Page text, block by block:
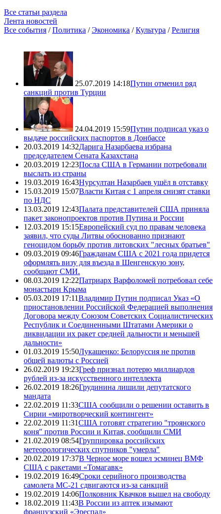
Все статьи раздела
Лента новостей
Все события /Политика /Экономика /Культура /Религия
25.07.2019 14:18Путин отменил ряд
санкций против Турции
24.04.2019 15:59Путин подписал указ о
выдаче российских паспортов в Донбассе
20.03.2019 14:32Дарига Назарбаева избрана
председателем Сената Казахстана
20.03.2019 12:23Посла США в Германии потребовали
выслать из страны
19.03.2019 16:43Нурсултан Назарбаев ушёл в отставку
15.03.2019 15:07Власти Китая с 1 апреля снизят ставки
по НДС
13.03.2019 12:43Палата представителей США приняла
пакет законопроектов против Путина и России
12.03.2019 15:15Европейский суд по правам человека
заявил, что суды Литвы обоснованно признают
геноцидом борьбу против литовских "лесных братьев"
09.03.2019 09:46Гражданам США с 2021 года придется
оформлять визу для въезда в Шенгенскую зону,
сообщают СМИ.
08.03.2019 12:22Патриарх Варфоломей потребовал себе
монастыри Крыма
05.03.2019 17:11Владимир Путин подписал Указ «О
приостановлении Российской Федерацией выполнения
Договора между Союзом Советских Социалистических
Республик и Соединенными Штатами Америки о
ликвидации их ракет средней дальности и меньшей
дальности»
01.03.2019 15:50Лукашенко: Белоруссия не против
общей валюты с Россией
26.02.2019 19:23Греф признал потерю миллиардов
рублей из-за искусственного интеллекта
26.02.2019 18:26Грудинина лишили депутатского
мандата
22.02.2019 11:33США сообщили о решении оставить в
Сирии «миротворческий контингент»
22.02.2019 11:31США готовят стратегию "троянского
коня" против России и Китая, сообщили СМИ
21.02.2019 08:54Группировка российских
метеорологических спутников "умерла"
20.02.2019 17:37В Черное море вошел эсминец ВМФ
США с ракетами «Томагавк»
19.02.2019 16:49Сроки серийного производства
самолета МС-21 сдвигаются из-за санкций
19.02.2019 14:06Полковник Квачков вышел на свободу
18.02.2019 11:43В России из аптек изымают
французский «Эреспал»